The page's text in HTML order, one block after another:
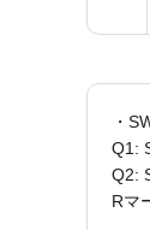
・
Q1:
Q2:
Rマ